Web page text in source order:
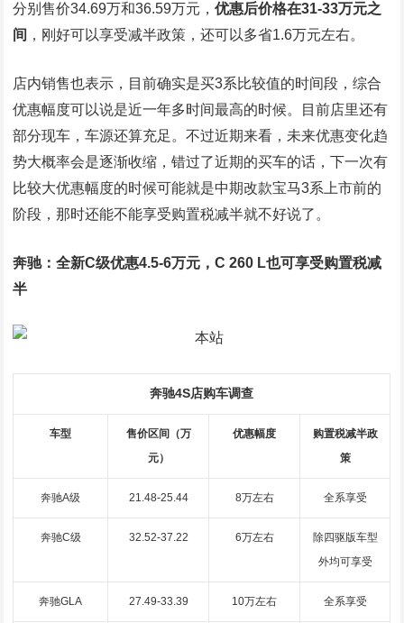
分别售价34.69万和36.59万元，优惠后价格在31-33万元之
间 ，刚好可以享受减半政策，还可以多省1.6万元左右。
店内销售也表示，目前确实是买3系比较值的时间段，综合
优惠幅度可以说是近一年多时间最高的时候。目前店里还有
部分现车，车源还算充足。不过近期来看，未来优惠变化趋
势大概率会是逐渐收缩，错过了近期的买车的话，下一次有
比较大优惠幅度的时候可能就是中期改款宝马3系上市前的
阶段，那时还能不能享受购置税减半就不好说了。
奔驰：全新C级优惠4.5-6万元，C 260 L也可享受购置税减
半
奔驰4S店购车调查
车型
售价区间（万
元）
优惠幅度
购置税减半政
策
奔驰A级 21.48-25.44 8万左右 全系享受
奔驰C级 32.52-37.22 6万左右
除四驱版车型
外均可享受
奔驰GLA 27.49-33.39 10万左右 全系享受